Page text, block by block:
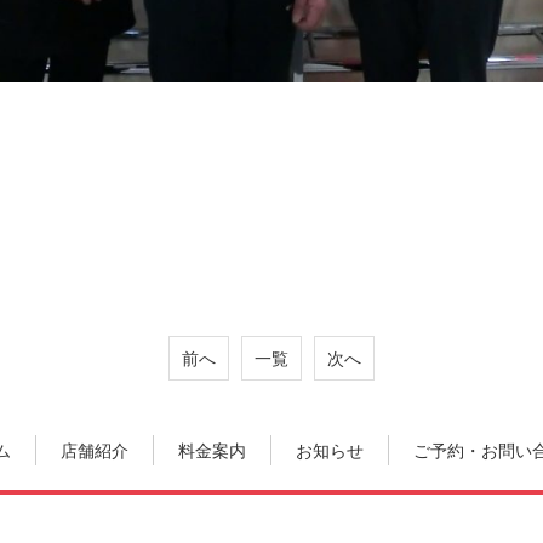
前へ 一覧 次へ
店舗紹介 料金案内 お知らせ ご予約・お問い